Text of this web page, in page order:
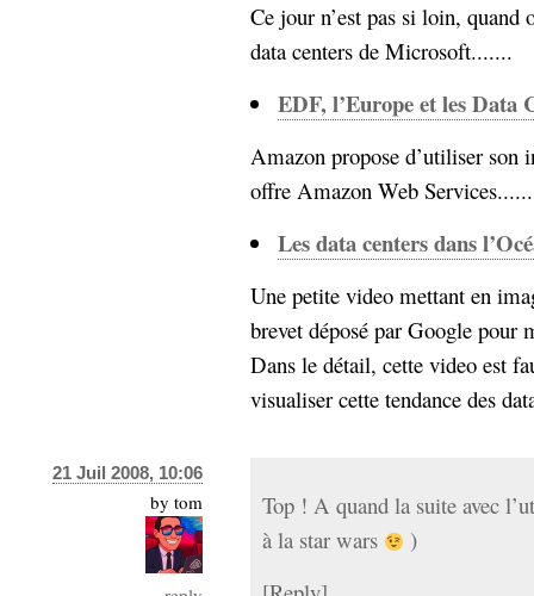
Ce jour n’est pas si loin, quand
data centers de Microsoft.......
EDF, l’Europe et les Data
Amazon propose d’utiliser son
offre Amazon Web
Les data centers dans
Une petite video mettant en
brevet déposé par Google pour
Dans le détail, cette video est
visualiser cette tendance des
21 Juil 2008, 10:06
by tom
Top ! A quand la suite avec
à la star wars
)